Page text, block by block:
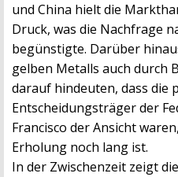
und China hielt die
Druck, was die Nachfrage
begünstigte. Darüber
gelben Metalls auch durch
darauf hindeuten, dass die
Entscheidungsträger der
Francisco der Ansicht
Erholung noch lang ist.
In der Zwischenzeit zeigt